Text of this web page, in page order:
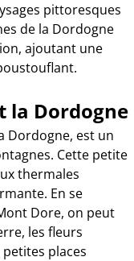
pittoresques
de la Dordogne
ajoutant une
la Dordogne
Dordogne, est un
Cette petite
thermales
En se
Dore, on peut
les fleurs
places